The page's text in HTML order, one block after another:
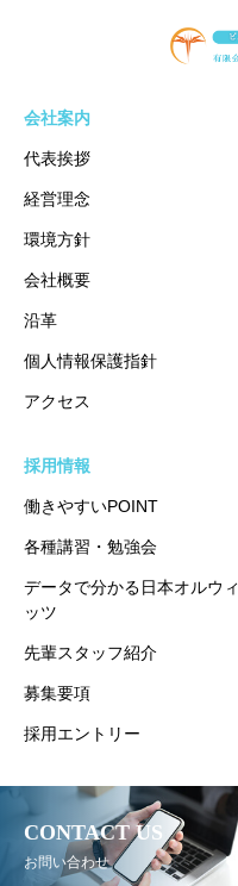
会社案内
代表挨拶
経営理念
環境方針
会社概要
沿革
個人情報保護指針
アクセス
採用情報
働きやすいPOINT
各種講習・勉強会
データで分かる日本オルウィ
ッツ
先輩スタッフ紹介
募集要項
採用エントリー
CONTACT US
お問い合わせ